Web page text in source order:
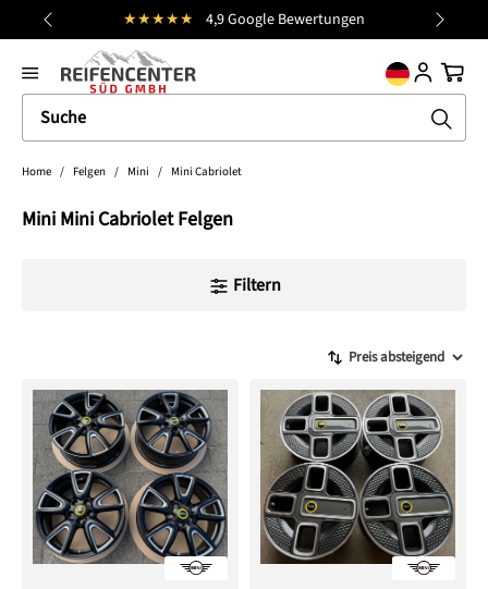
springen ★★★★★ 4,9 Google Bewertungen
general.prev
Home / Felgen / Mini / Mini Cabriolet
Mini Mini Cabriolet Felgen
Filtern